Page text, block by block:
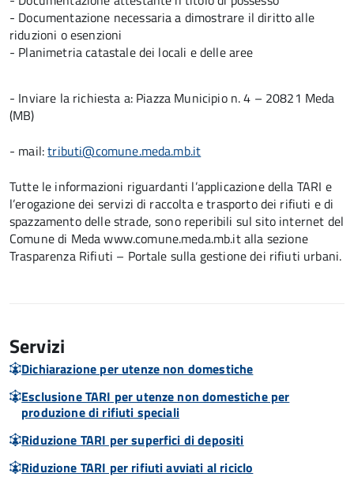
- Documentazione necessaria a dimostrare il diritto alle
riduzioni o esenzioni
- Planimetria catastale dei locali e delle aree
- Inviare la richiesta a: Piazza Municipio n. 4 – 20821 Meda
(MB)
- mail:tributi@comune.meda.mb.it
Tutte le informazioni riguardanti l’applicazione della TARI e
l’erogazione dei servizi di raccolta e trasporto dei rifiuti e di
spazzamento delle strade, sono reperibili sul sito internet del
Comune di Meda www.comune.meda.mb.it alla sezione
Trasparenza Rifiuti – Portale sulla gestione dei rifiuti urbani.
Servizi
Dichiarazione per utenze non domestiche
Esclusione TARI per utenze non domestiche per
produzione di rifiuti speciali
Riduzione TARI per superfici di depositi
Riduzione TARI per rifiuti avviati al riciclo